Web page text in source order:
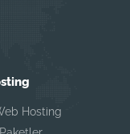
Hosting